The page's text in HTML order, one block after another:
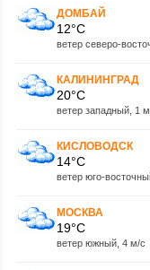
ДОМБАЙ
12°C
ветер северо-
КАЛИНИНГРАД
20°C
ветер западный, 1
КИСЛОВОДСК
14°C
ветер юго-
МОСКВА
19°C
ветер южный, 4 м/с